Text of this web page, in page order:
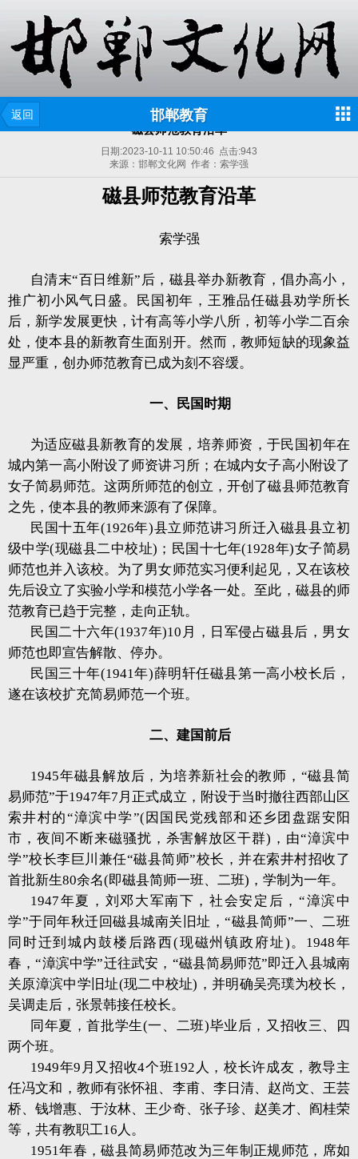
返回 邯郸教育
磁县师范教育沿革
日期:2023-10-11 10:50:46 点击:943
来源：邯郸文化网 作者：索学强
磁县师范教育沿革
索学强
自清末“百日维新”后，磁县举办新教育，倡办高小，
推广初小风气日盛。民国初年，王雅品任磁县劝学所长
后，新学发展更快，计有高等小学八所，初等小学二百余
处，使本县的新教育生面别开。然而，教师短缺的现象益
显严重，创办师范教育已成为刻不容缓。
一、民国时期
为适应磁县新教育的发展，培养师资，于民国初年在
城内第一高小附设了师资讲习所；在城内女子高小附设了
女子简易师范。这两所师范的创立，开创了磁县师范教育
之先，使本县的教师来源有了保障。
民国十五年(1926年)县立师范讲习所迁入磁县县立初
级中学(现磁县二中校址)；民国十七年(1928年)女子简易
师范也并入该校。为了男女师范实习便利起见，又在该校
先后设立了实验小学和模范小学各一处。至此，磁县的师
范教育已趋于完整，走向正轨。
民国二十六年(1937年)10月，日军侵占磁县后，男女
师范也即宣告解散、停办。
民国三十年(1941年)薛明轩任磁县第一高小校长后，
遂在该校扩充简易师范一个班。
二、建国前后
1945年磁县解放后，为培养新社会的教师，“磁县简
易师范”于1947年7月正式成立，附设于当时撤往西部山区
索井村的“漳滨中学”(因国民党残部和还乡团盘踞安阳
市，夜间不断来磁骚扰，杀害解放区干群)，由“漳滨中
学”校长李巨川兼任“磁县简师”校长，并在索井村招收了
首批新生80余名(即磁县简师一班、二班)，学制为一年。
1947年夏，刘邓大军南下，社会安定后，“漳滨中
学”于同年秋迁回磁县城南关旧址，“磁县简师”一、二班
同时迁到城内鼓楼后路西(现磁州镇政府址)。1948年
春，“漳滨中学”迁往武安，“磁县简易师范”即迁入县城南
关原漳滨中学旧址(现二中校址)，并明确吴亮璞为校长，
吴调走后，张景韩接任校长。
同年夏，首批学生(一、二班)毕业后，又招收三、四
两个班。
1949年9月又招收4个班192人，校长许成友，教导主
任冯文和，教师有张怀祖、李甫、李日清、赵尚文、王芸
桥、钱增惠、于汝林、王少奇、张子珍、赵美才、阎桂荣
等，共有教职工16人。
1951年春，磁县简易师范改为三年制正规师范，席如